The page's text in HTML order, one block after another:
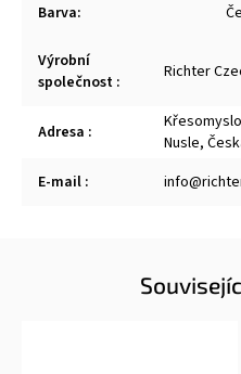
Barva:
Výrobní
společnost : Richter
Adresa :
Nusle,
E-mail :